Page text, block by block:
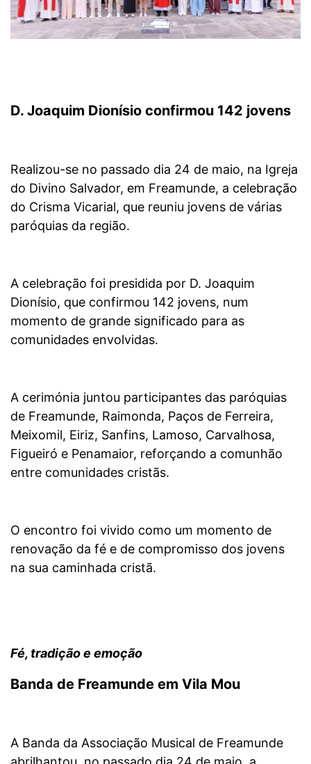
D. Joaquim Dionísio confirmou 142 jovens
Realizou-se no passado dia 24 de maio, na Igreja
do Divino Salvador, em Freamunde, a celebração
do Crisma Vicarial, que reuniu jovens de várias
paróquias da região.
A celebração foi presidida por D. Joaquim
Dionísio, que confirmou 142 jovens, num
momento de grande significado para as
comunidades envolvidas.
A cerimónia juntou participantes das paróquias
de Freamunde, Raimonda, Paços de Ferreira,
Meixomil, Eiriz, Sanfins, Lamoso, Carvalhosa,
Figueiró e Penamaior, reforçando a comunhão
entre comunidades cristãs.
O encontro foi vivido como um momento de
renovação da fé e de compromisso dos jovens
na sua caminhada cristã.
Fé, tradição e emoção
Banda de Freamunde em Vila Mou
A Banda da Associação Musical de Freamunde